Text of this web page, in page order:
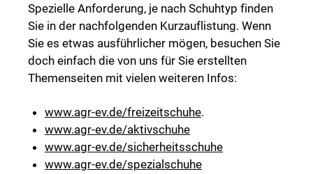
Spezielle Anforderung, je nach Schuhtyp finden
Sie in der nachfolgenden Kurzauflistung. Wenn
Sie es etwas ausführlicher mögen, besuchen Sie
doch einfach die von uns für Sie erstellten
Themenseiten mit vielen weiteren Infos:
www.agr-ev.de/freizeitschuhe.
www.agr-ev.de/aktivschuhe
www.agr-ev.de/sicherheitsschuhe
www.agr-ev.de/spezialschuhe